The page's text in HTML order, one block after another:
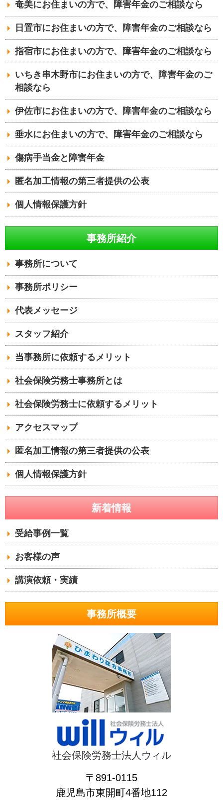
奄美にお住まいの方で、障害年金のご相談なら
日置市にお住まいの方で、障害年金のご相談なら
指宿市にお住まいの方で、障害年金のご相談なら
いちき串木野市にお住まいの方で、障害年金のご
相談なら
伊佐市にお住まいの方で、障害年金のご相談なら
垂水にお住まいの方で、障害年金のご相談なら
傷病手当金と障害年金
匿名加工情報の第三者提供の公表
個人情報保護方針
事務所紹介
事務所について
事務所ポリシー
代表メッセージ
スタッフ紹介
当事務所に依頼するメリット
社会保険労務士事務所とは
社会保険労務士に依頼するメリット
アクセスマップ
匿名加工情報の第三者提供の公表
個人情報保護方針
新着情報
受給事例一覧
お客様の声
講演依頼・実績
事務所概要
社会保険労務士法人ウィル
〒891-0115
鹿児島市東開町4番地112